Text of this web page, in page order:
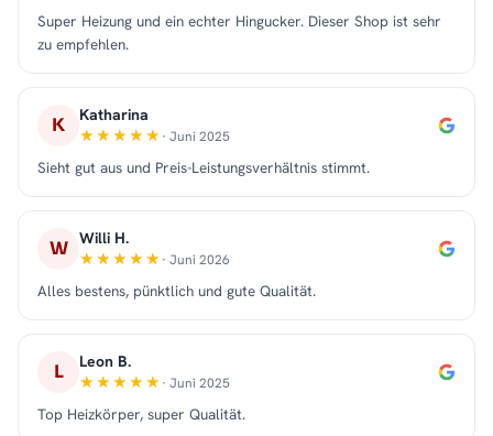
Super Heizung und ein echter Hingucker. Dieser Shop ist sehr
zu empfehlen.
K Katharina
· Juni 2025
Sieht gut aus und Preis-Leistungsverhältnis stimmt.
W Willi H.
· Juni 2026
Alles bestens, pünktlich und gute Qualität.
L Leon B.
· Juni 2025
Top Heizkörper, super Qualität.